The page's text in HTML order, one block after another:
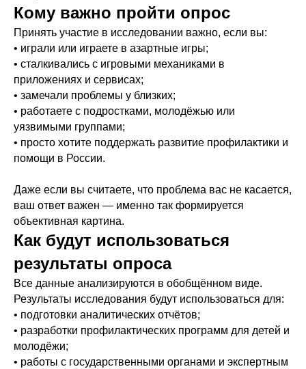
Кому важно пройти опрос
Принять участие в исследовании важно, если вы:
• играли или играете в азартные игры;
• сталкивались с игровыми механиками в
приложениях и сервисах;
• замечали проблемы у близких;
• работаете с подростками, молодёжью или
уязвимыми группами;
• просто хотите поддержать развитие профилактики и
помощи в России.
Даже если вы считаете, что проблема вас не касается,
ваш ответ важен — именно так формируется
объективная картина.
Как будут использоваться
результаты опроса
Все данные анализируются в обобщённом виде.
Результаты исследования будут использоваться для:
• подготовки аналитических отчётов;
• разработки профилактических программ для детей и
молодёжи;
• работы с государственными органами и экспертным
КПП 781401001
соглашение
О нас
Поддержать проект
Получить помощь
Созависимым
База знаний
Белая книга
anocbsl@mail.ru